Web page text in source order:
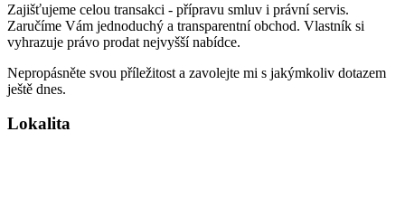
Zajišťujeme celou transakci - přípravu smluv i právní servis.
Zaručíme Vám jednoduchý a transparentní obchod. Vlastník si
vyhrazuje právo prodat nejvyšší nabídce.
Nepropásněte svou příležitost a zavolejte mi s jakýmkoliv dotazem
ještě dnes.
Lokalita